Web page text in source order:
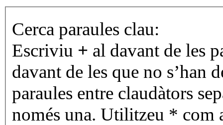
Cerca paraules clau:
Escriviu + al davant de les
davant de les que no s’han
paraules entre claudàtors
només una. Utilitzeu * com